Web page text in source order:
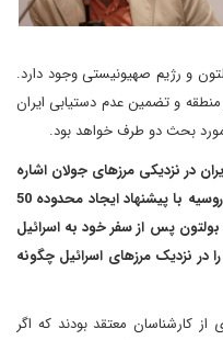
و رژیم صهیونیستی وجود دارد.
و تضمین عدم دستیابی ایران
بحث دو طرف خواهد بود.
در نزدیکی مرزهای جولان اشاره
داشتید. در این راستا تل آویو میانجی گری روسیه با پیشنهاد ایجاد محدوده 50
بولتون پس از سفر خود به اسرائیل
در نزدیک مرزهای اسرائیل چگونه
کارشناسان معتقد بودند که اگر